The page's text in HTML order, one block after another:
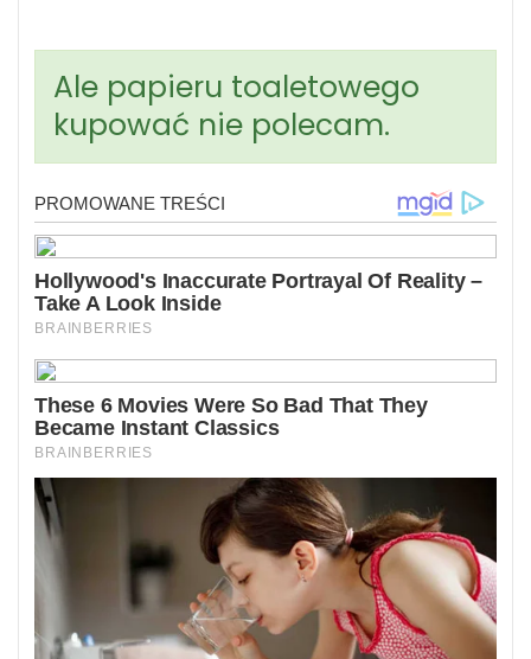
Ale papieru toaletowego
kupować nie polecam.